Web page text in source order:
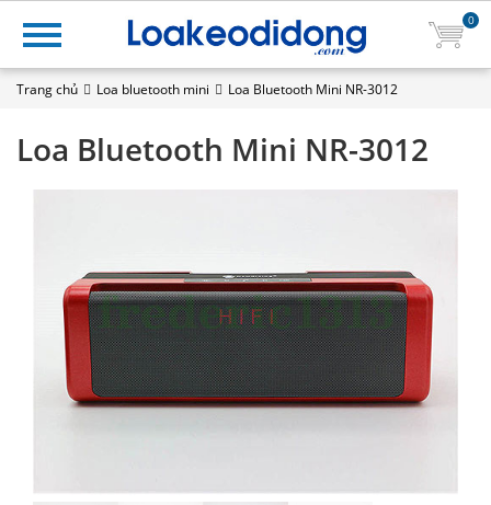
0
Trang chủ Loa bluetooth mini Loa Bluetooth Mini NR-3012
Loa Bluetooth Mini NR-3012